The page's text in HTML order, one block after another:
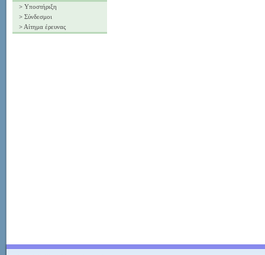
> Υποστήριξη
> Σύνδεσμοι
> Αίτημα έρευνας